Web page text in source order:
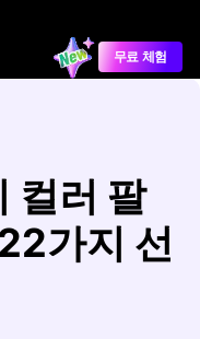
무료 체험
컬러 팔
가지 선